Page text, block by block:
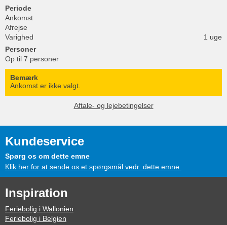
Periode
Ankomst
Afrejse
Varighed
1 uge
Personer
Op til 7 personer
Bemærk
Ankomst er ikke valgt.
Aftale- og lejebetingelser
Kundeservice
Spørg os om dette emne
Klik her for at sende os et spørgsmål vedr. dette emne.
Inspiration
Feriebolig i Wallonien
Feriebolig i Belgien